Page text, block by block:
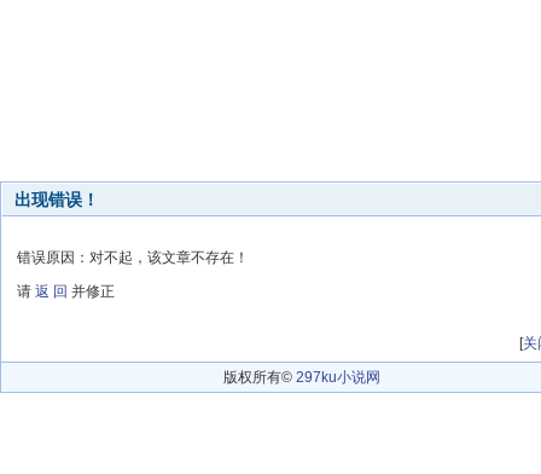
出现错误！
错误原因：对不起，该文章不存在！
请 返 回 并修正
[关
版权所有© 297ku小说网